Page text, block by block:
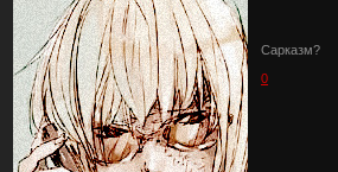
Сарказм?
0